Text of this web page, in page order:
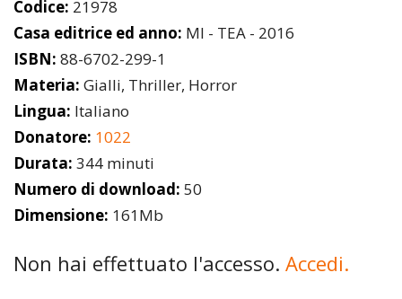
Codice: 21978
Casa editrice ed anno: MI - TEA - 2016
ISBN: 88-6702-299-1
Materia: Gialli, Thriller, Horror
Lingua: Italiano
Donatore: 1022
Durata: 344 minuti
Numero di download: 50
Dimensione: 161Mb
Non hai effettuato l'accesso. Accedi.